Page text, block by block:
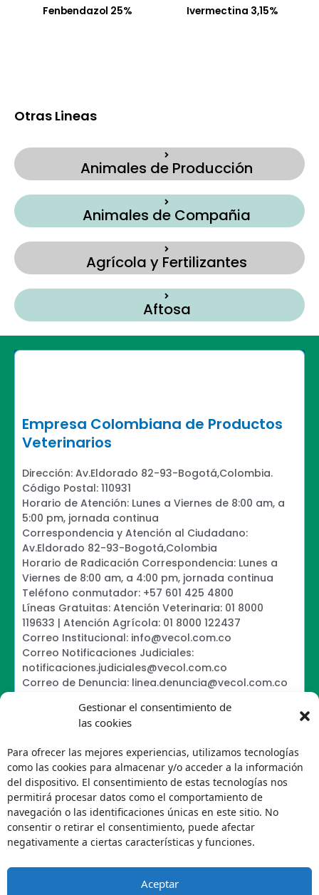
Gestionar el consentimiento de
las cookies
Para ofrecer las mejores experiencias, utilizamos tecnologías
como las cookies para almacenar y/o acceder a la información
del dispositivo. El consentimiento de estas tecnologías nos
permitirá procesar datos como el comportamiento de
navegación o las identificaciones únicas en este sitio. No
consentir o retirar el consentimiento, puede afectar
negativamente a ciertas características y funciones.
Aceptar
Fenbendazol 25% Ivermectina 3,15%
Otras Lineas
Animales de Producción
Animales de Compañia
Agrícola y Fertilizantes
Aftosa
Empresa Colombiana de Productos
Veterinarios
Dirección: Av.Eldorado 82-93-Bogotá,Colombia.
Código Postal: 110931
Horario de Atención: Lunes a Viernes de 8:00 am, a
5:00 pm, jornada continua
Correspondencia y Atención al Ciudadano:
Av.Eldorado 82-93-Bogotá,Colombia
Horario de Radicación Correspondencia: Lunes a
Viernes de 8:00 am, a 4:00 pm, jornada continua
Teléfono conmutador: +57 601 425 4800
Líneas Gratuitas: Atención Veterinaria: 01 8000
119633 | Atención Agrícola: 01 8000 122437
Correo Institucional: info@vecol.com.co
Correo Notificaciones Judiciales:
notificaciones.judiciales@vecol.com.co
Correo de Denuncia: linea.denuncia@vecol.com.co
Política de Términos y Condiciones de Uso
Política de Tratamiento de Datos Personales VECOL
S.A
Política de Derechos de Autor y Uso sobre los
Contenidos
Política Editorial de la Sede Electrónica
Encuesta de usabilidad